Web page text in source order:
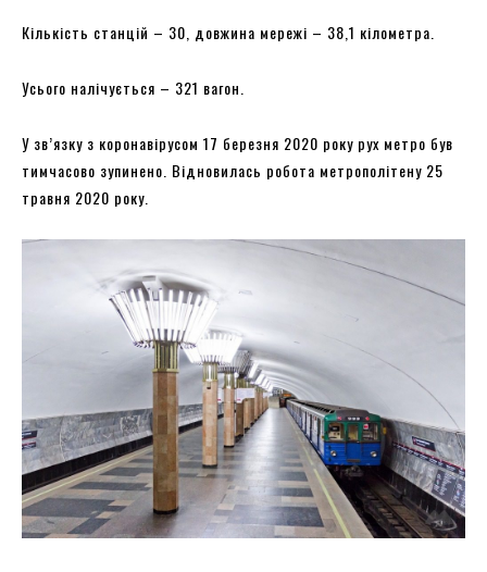
Кількість станцій – 30, довжина мережі – 38,1 кілометра.
Усього налічується – 321 вагон.
У зв’язку з коронавірусом 17 березня 2020 року рух метро був
тимчасово зупинено. Відновилась робота метрополітену 25
травня 2020 року.